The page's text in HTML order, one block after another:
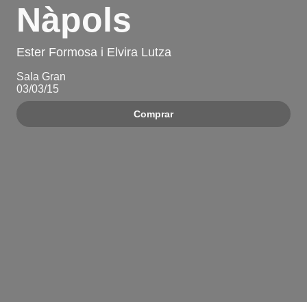
Nàpols
Ester Formosa i Elvira Lutza
Sala Gran
03/03/15
Comprar